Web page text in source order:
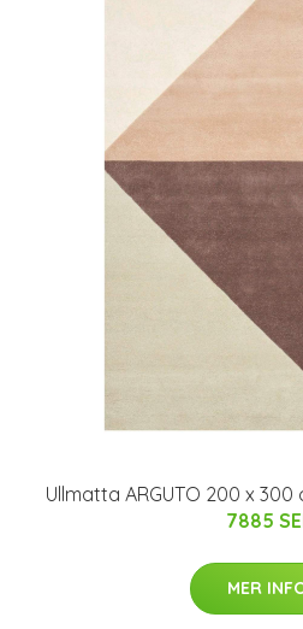
Ullmatta ARGUTO 200 x 300
7885
MER